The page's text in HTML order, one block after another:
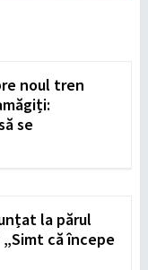
noul tren
se
la părul
„Simt că începe